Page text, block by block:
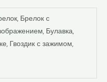
Брелок с
Булавка,
Гвоздик с зажимом,